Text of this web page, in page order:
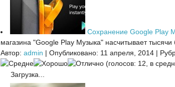
Сохранение Google Play
магазина "Google Play Музыка" насчитывает тысячи
Автор: admin | Опубликовано: 11 апреля, 2014 |
(голосов: 12, в
Загрузка...